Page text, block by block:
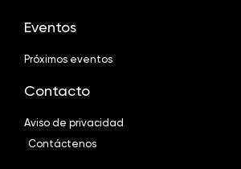
Eventos
Próximos eventos
Contacto
Aviso de privacidad
Contáctenos